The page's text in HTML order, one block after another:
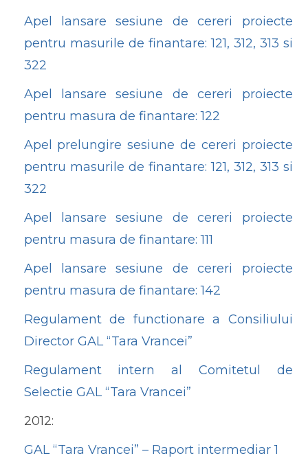
Apel lansare sesiune de cereri proiecte
pentru masurile de finantare: 121, 312, 313 si
322
Apel lansare sesiune de cereri proiecte
pentru masura de finantare: 122
Apel prelungire sesiune de cereri proiecte
pentru masurile de finantare: 121, 312, 313 si
322
Apel lansare sesiune de cereri proiecte
pentru masura de finantare: 111
Apel lansare sesiune de cereri proiecte
pentru masura de finantare: 142
Regulament de functionare a Consiliului
Director GAL “Tara Vrancei”
Regulament intern al Comitetul de
Selectie GAL “Tara Vrancei”
2012:
GAL “Tara Vrancei” – Raport intermediar 1